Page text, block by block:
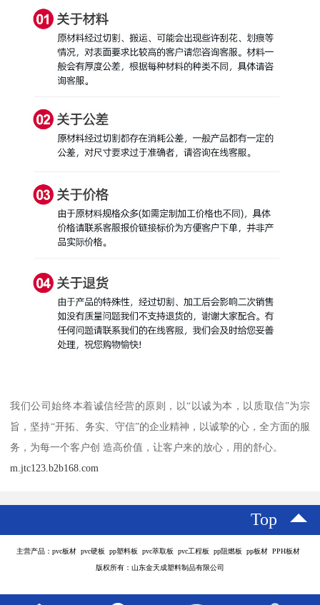
我们公司始终本着诚信经营的原则，以“以诚为本，以质取信”为宗
旨，坚持“开拓、务实、守信”的企业精神，以诚挚的心，全方面的服
务，为每一个客户创 造高价值，让客户来的放心，用的舒心。
m.jtc123.b2b168.com
Top
主营产品：pvc板材 pvc硬板 pp塑料板 pvc萃取板 pvc工程板 pp阻燃板 pp板材 PPH板材
版权所有：山东金天成塑料制品有限公司